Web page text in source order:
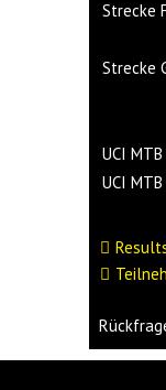
Strecke
Strecke
UCI
UCI